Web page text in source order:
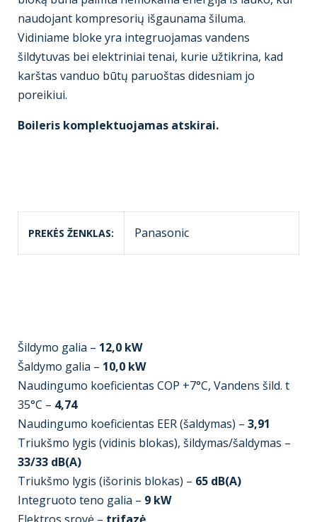
naudojant kompresorių išgaunama šiluma.
Vidiniame bloke yra integruojamas vandens
šildytuvas bei elektriniai tenai, kurie užtikrina, kad
karštas vanduo būtų paruoštas didesniam jo
poreikiui.
Boileris komplektuojamas atskirai.
PREKĖS ŽENKLAS Panasonic
Šildymo galia – 12,0 kW
Šaldymo galia – 10,0 kW
Naudingumo koeficientas COP +7°C, Vandens šild. t
35°C – 4,74
Naudingumo koeficientas EER (šaldymas) – 3,91
Triukšmo lygis (vidinis blokas), šildymas/šaldymas –
33/33 dB(A)
Triukšmo lygis (išorinis blokas) – 65 dB(A)
Integruoto teno galia – 9 kW